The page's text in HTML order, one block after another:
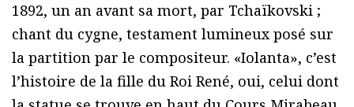
1892, un an avant sa mort, par Tchaïkovski ;
chant du cygne, testament lumineux posé sur
la partition par le compositeur. «Iolanta», c’est
l’histoire de la fille du Roi René, oui, celui dont